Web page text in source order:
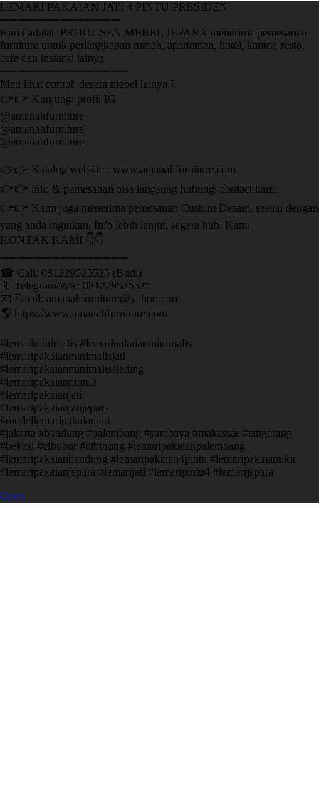
LEMARI PAKAIAN JATI 4 PINTU PRESIDEN
➖➖➖➖➖➖➖➖➖➖➖➖➖➖
Kami adalah PRODUSEN MEBEL JEPARA menerima pemesanan
furniture untuk perlengkapan rumah, apartemen, hotel, kantor, resto,
cafe dan instansi lainya.
➖➖➖➖➖➖➖➖➖➖➖➖➖➖➖
Mau lihat contoh desain mebel lainya ?
👉👉 Kunjungi profil IG
@amanahfurniture
@amanahfurniture
@amanahfurniture
👉👉 Katalog website : www.amanahfurniture.com
👉👉 info & pemesanan bisa langsung hubungi contact kami
👉👉 Kami juga menerima pemesanan Custom Desain, sesuai dengan
yang anda inginkan. Info lebih lanjut, segera hub. Kami
KONTAK KAMI 👇👇
➖➖➖➖➖➖➖➖➖➖➖➖➖➖➖ ㅤ
☎ Call: 081229525525 (Budi)
📱 Telegram/WA: 081229525525
📧 Email: amanahfurniture@yahoo.com
🌎 https://www.amanahfurniture.com
#lemariminimalis #lemaripakaianminimalis
#lemaripakaianminimalisjati
#lemaripakaianminimalissleding
#lemaripakaianpintu3
#lemaripakaianjati
#lemaripakaianjatijepara
#modellemaripakaianjati
#jakarta #bandung #palembang #surabaya #makassar #tangerang
#bekasi #cibubur #cibinong #lemaripakaianpalembang
#lemaripakaianbandung #lemaripakaian4pintu #lemaripakaianukir
#lemaripakaianjepara #lemarijati #lemaripintu4 #lemarijepara
Open